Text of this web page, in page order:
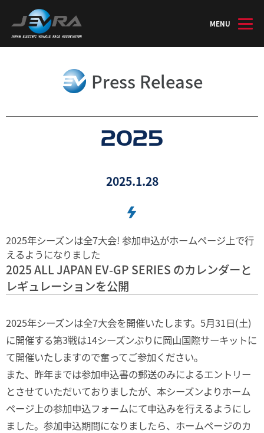
MENU
Press Release
2025
2025.1.28
2025年シーズンは全7大会! 参加申込がホームページ上で行
えるようになりました
2025 ALL JAPAN EV-GP SERIES のカレンダーと
レギュレーションを公開
2025年シーズンは全7大会を開催いたします。5月31日(土)
に開催する第3戦は14シーズンぶりに岡山国際サーキットに
て開催いたしますので奮ってご参加ください。
また、昨年までは参加申込書の郵送のみによるエントリー
とさせていただいておりましたが、本シーズンよりホーム
ページ上の参加申込フォームにて申込みを行えるようにし
ました。参加申込期間になりましたら、ホームページのカ